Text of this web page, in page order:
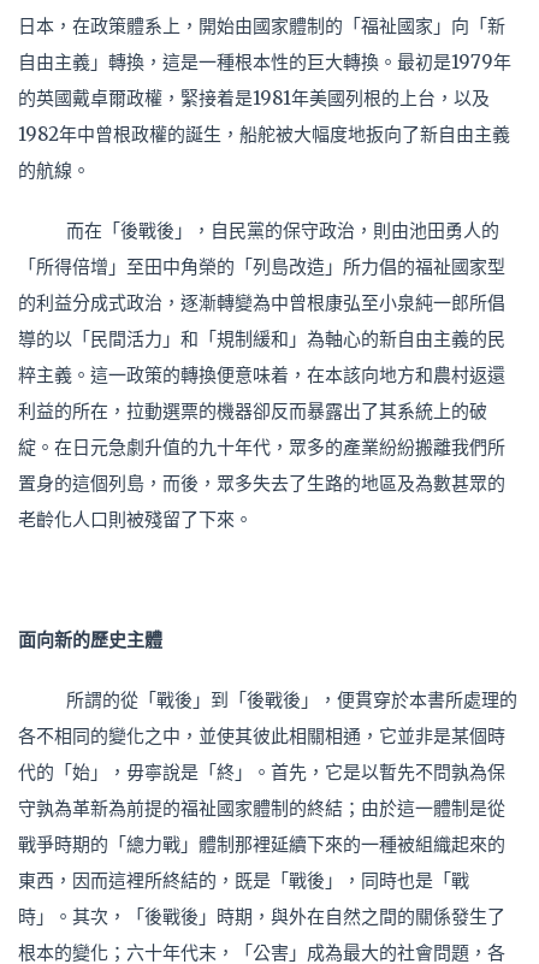
日本，在政策體系上，開始由國家體制的「福祉國家」向「新
自由主義」轉換，這是一種根本性的巨大轉換。最初是1979年
的英國戴卓爾政權，緊接着是1981年美國列根的上台，以及
1982年中曾根政權的誕生，船舵被大幅度地扳向了新自由主義
的航線。
而在「後戰後」，自民黨的保守政治，則由池田勇人的
「所得倍增」至田中角榮的「列島改造」所力倡的福祉國家型
的利益分成式政治，逐漸轉變為中曾根康弘至小泉純一郎所倡
導的以「民間活力」和「規制緩和」為軸心的新自由主義的民
粹主義。這一政策的轉換便意味着，在本該向地方和農村返還
利益的所在，拉動選票的機器卻反而暴露出了其系統上的破
綻。在日元急劇升值的九十年代，眾多的產業紛紛搬離我們所
置身的這個列島，而後，眾多失去了生路的地區及為數甚眾的
老齡化人口則被殘留了下來。
面向新的歷史主體
所謂的從「戰後」到「後戰後」，便貫穿於本書所處理的
各不相同的變化之中，並使其彼此相關相通，它並非是某個時
代的「始」，毋寧說是「終」。首先，它是以暫先不問孰為保
守孰為革新為前提的福祉國家體制的終結；由於這一體制是從
戰爭時期的「總力戰」體制那裡延續下來的一種被組織起來的
東西，因而這裡所終結的，既是「戰後」，同時也是「戰
時」。其次，「後戰後」時期，與外在自然之間的關係發生了
根本的變化；六十年代末，「公害」成為最大的社會問題，各